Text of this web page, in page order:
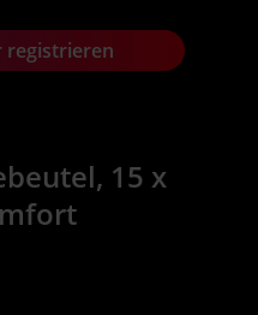
registrieren
15 x